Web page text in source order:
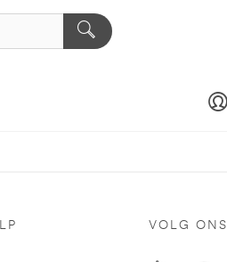
VOLG ONS